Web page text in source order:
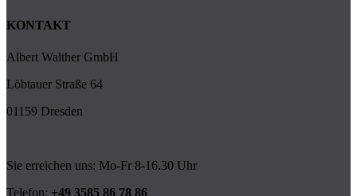
KONTAKT
Albert Walther GmbH
Löbtauer Straße 64
01159 Dresden
Sie erreichen uns: Mo-Fr 8-16.30 Uhr
Telefon: +49 3585 86 78 86